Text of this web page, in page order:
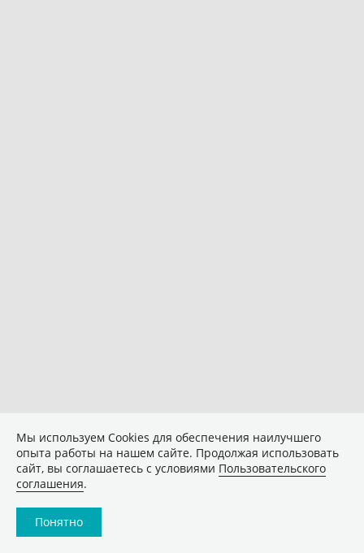
Мы используем Сookies для обеспечения наилучшего
опыта работы на нашем сайте. Продолжая использовать
сайт, вы соглашаетесь с условиями Пользовательского
соглашения.
Понятно